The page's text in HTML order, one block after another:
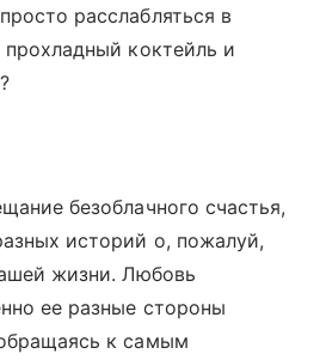
расслабляться в
прохладный коктейль и
безоблачного счастья,
историй о, пожалуй,
жизни. Любовь
ее разные стороны
к самым